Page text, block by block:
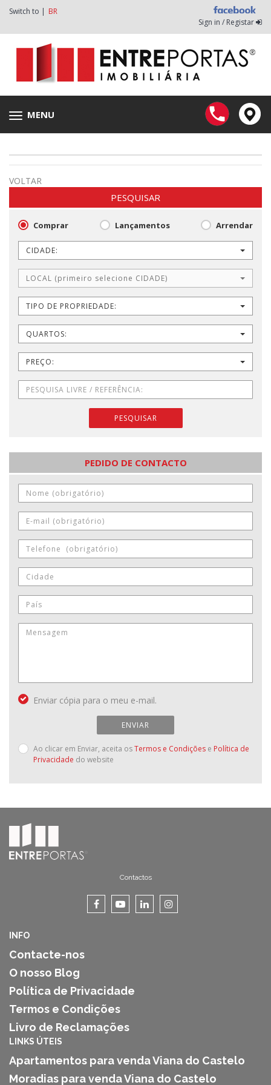
Switch to | BR
Sign in / Registar
Toggle
navigation
MENU
VOLTAR
PESQUISAR
Comprar Lançamentos Arrendar
CIDADE:
LOCAL (primeiro selecione CIDADE)
TIPO DE PROPRIEDADE:
QUARTOS:
PREÇO:
PESQUISAR
PEDIDO DE CONTACTO
Enviar cópia para o meu e-mail.
ENVIAR
Ao clicar em Enviar, aceita osTermos e Condições e Política de
Privacidade do website
Contactos
INFO
Contacte-nos
O nosso Blog
Política de Privacidade
Termos e Condições
Livro de Reclamações
LINKS ÚTEIS
Apartamentos para venda Viana do Castelo
Moradias para venda Viana do Castelo